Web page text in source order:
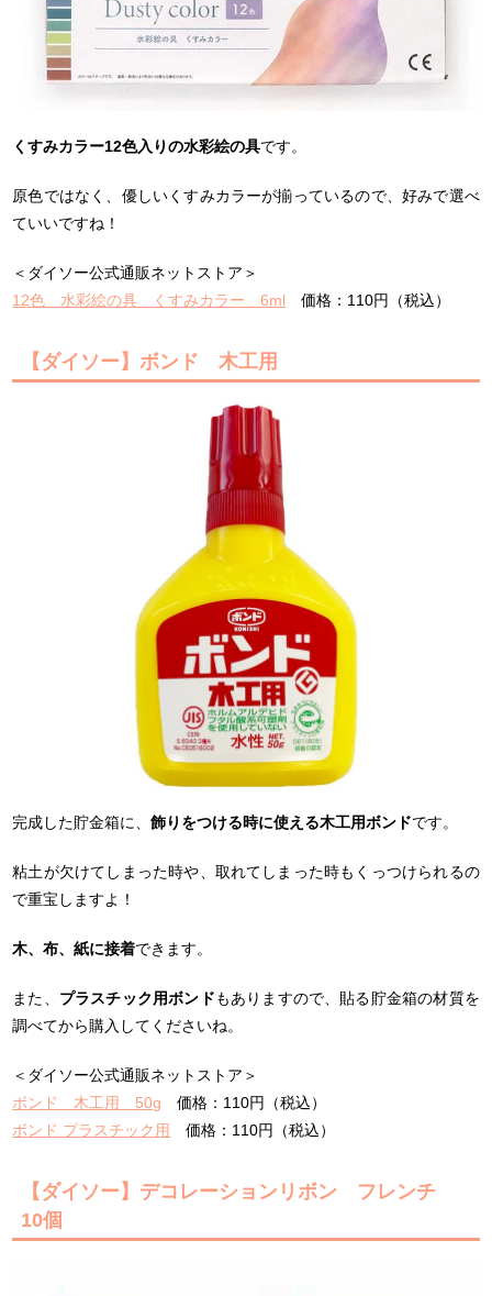
くすみカラー12色入りの水彩絵の具です。
原色ではなく、優しいくすみカラーが揃っているので、好みで選べ
ていいですね！
＜ダイソー公式通販ネットストア＞
12色 水彩絵の具 くすみカラー 6ml 価格：110円（税込）
【ダイソー】ボンド 木工用
完成した貯金箱に、飾りをつける時に使える木工用ボンドです。
粘土が欠けてしまった時や、取れてしまった時もくっつけられるの
で重宝しますよ！
木、布、紙に接着できます。
また、 プラスチック用ボンドもありますので、貼る貯金箱の材質を
調べてから購入してくださいね。
＜ダイソー公式通販ネットストア＞
ボンド 木工用 50g 価格：110円（税込）
ボンド プラスチック用
価格：110円（税込）
【ダイソー】デコレーションリボン フレンチ
10個